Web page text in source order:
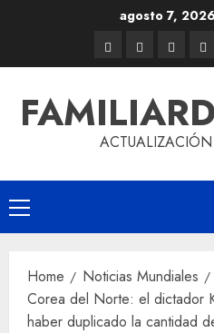
agosto 7, 2026
Home
Noticias Mundiales
Corea del Norte: el dictador
haber duplicado la cantidad